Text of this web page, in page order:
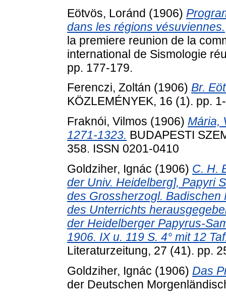
Eötvös, Loránd (1906)
dans les régions vésuviennes.
la premiere reunion de la
international de Sismologie
pp. 177-179.
Ferenczi, Zoltán (1906) Br.
KÖZLEMÉNYEK, 16 (1). pp.
Fraknói, Vilmos (1906) Mária,
1271-1323. BUDAPESTI
358. ISSN 0201-0410
Goldziher, Ignác (1906) C. H.
der Univ. Heidelberg], Papyri
des Grossherzogl. Badischen
des Unterrichts
der Heidelberger Papyrus-
1906. IX u. 119 S. 4° mit 12
Literaturzeitung, 27 (41). pp.
Goldziher, Ignác (1906) Das
der Deutschen